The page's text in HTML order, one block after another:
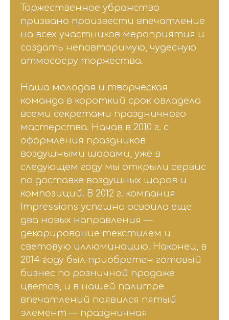
Торжественное убранство
призвано произвести впечатление
на всех участников мероприятия и
создать неповторимую, чудесную
атмосферу торжества.
Наша молодая и творческая
команда в короткий срок овладела
всеми секретами праздничного
мастерства. Начав в 2010 г. с
оформления праздников
воздушными шарами, уже в
следующем году мы открыли сервис
по доставке воздушных шаров и
композиций. В 2012 г. компания
Impressions успешно освоила еще
два новых направления —
декорирование текстилем и
световую иллюминацию. Наконец, в
2014 году был приобретен готовый
бизнес по розничной продаже
цветов, и в нашей палитре
впечатлений появился пятый
элемент — праздничная